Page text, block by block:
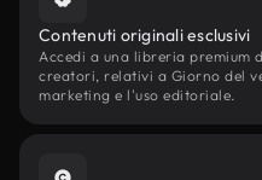
Contenuti originali esclusivi
Accedi a una libreria
creatori, relativi a Giorno del
marketing e l'uso editoriale.